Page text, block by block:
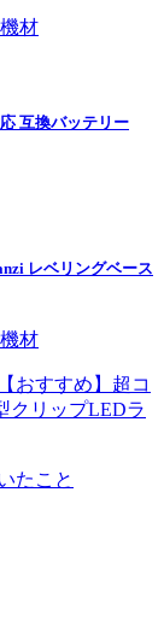
材
互換バッテリー
レベリングベース
材
【おすすめ】超コ
クリップLEDラ
たこと